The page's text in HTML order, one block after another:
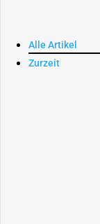
Alle Artikel
Zurzeit